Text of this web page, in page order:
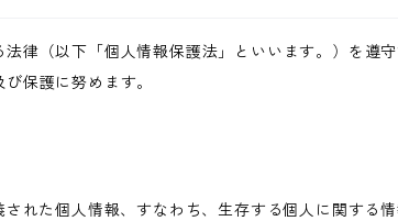
律（以下「個人情報保護法」といいます。）を遵
保護に努めます。
れた個人情報、すなわち、生存する個人に関する